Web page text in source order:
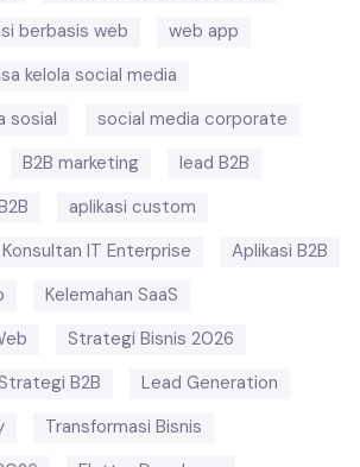
berbasis web
web app
kelola social media
sosial
social media corporate
B2B marketing
lead B2B
aplikasi custom
Konsultan IT Enterprise
Aplikasi B2B
Kelemahan SaaS
Strategi Bisnis 2026
Strategi B2B
Lead Generation
Transformasi Bisnis